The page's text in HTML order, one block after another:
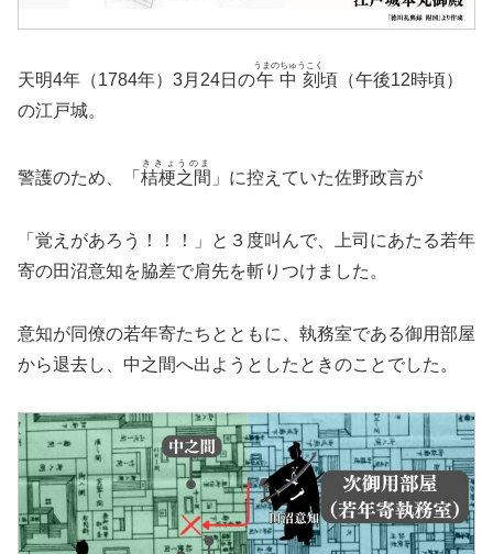
天明4年（1784年）3月24日の午中刻
うまのちゅうこく
頃（午後12時頃）
の江戸城。
警護のため、「 桔梗之間
ききょうのま
」に控えていた佐野政言が
「覚えがあろう！！！」と３度叫んで、上司にあたる若年
寄の田沼意知を脇差で肩先を斬りつけました。
意知が同僚の若年寄たちとともに、執務室である御用部屋
から退去し、中之間へ出ようとしたときのことでした。